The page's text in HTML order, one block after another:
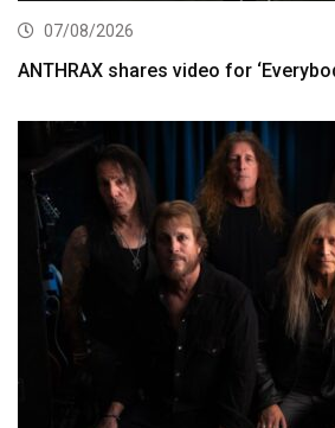
07/08/2026
ANTHRAX shares video for